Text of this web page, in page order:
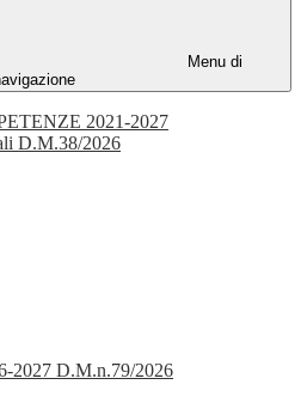
Menu di
2021-2027
D.M.38/2026
2027 D.M.n.79/2026